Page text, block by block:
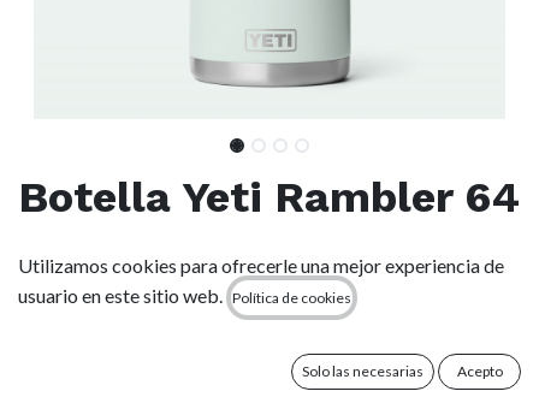
Botella Yeti Rambler 64
oz (1.9 l) - Ridgeline
(0 reseña)
Utilizamos cookies para ofrecerle una mejor experiencia de
usuario en este sitio web.
Política de cookies
Solo las necesarias Acepto